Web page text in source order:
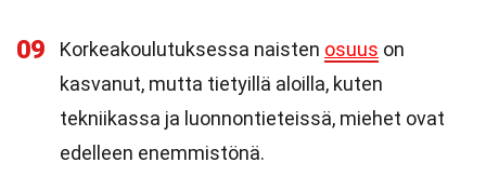
09 Korkeakoulutuksessa naisten osuus on
kasvanut, mutta tietyillä aloilla, kuten
tekniikassa ja luonnontieteissä, miehet ovat
edelleen enemmistönä.